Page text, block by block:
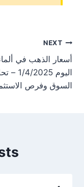
NEXT
أسعار الذهب في
اليوم 1/4/
السوق وفرص